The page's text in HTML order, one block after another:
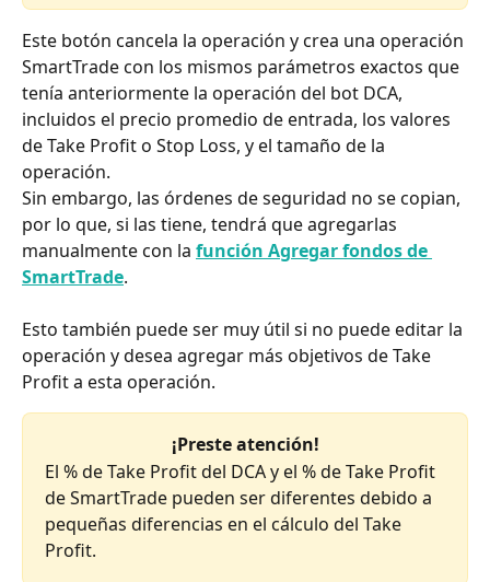
Este botón cancela la operación y crea una operación
SmartTrade con los mismos parámetros exactos que
tenía anteriormente la operación del bot DCA,
incluidos el precio promedio de entrada, los valores
de Take Profit o Stop Loss, y el tamaño de la
operación.
Sin embargo, las órdenes de seguridad no se copian,
por lo que, si las tiene, tendrá que agregarlas
manualmente con la función Agregar fondos de
SmartTrade.
Esto también puede ser muy útil si no puede editar la
operación y desea agregar más objetivos de Take
Profit a esta operación.
¡Preste atención!
El % de Take Profit del DCA y el % de Take Profit
de SmartTrade pueden ser diferentes debido a
pequeñas diferencias en el cálculo del Take
Profit.